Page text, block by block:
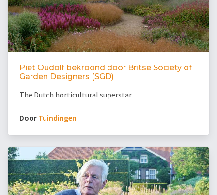
Piet Oudolf bekroond door Britse Society of
Garden Designers (SGD)
The Dutch horticultural superstar
Door Tuindingen